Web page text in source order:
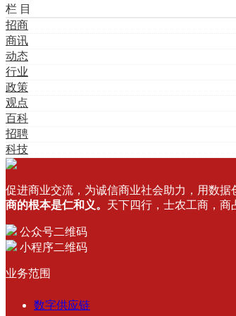
栏 目
招商
商讯
动态
行业
政策
观点
百科
招聘
科技
促进商业交流，为诚信商业社会助力，用数据
商的根本是仁和义。 天下四行，士农工商，商
公众号二维码
小程序二维码
业务范围
数字供应链